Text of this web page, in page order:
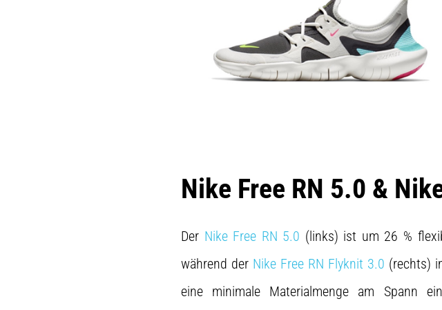
Nike Free RN 5.0 &
Der Nike Free RN 5.0 (links) ist um 26 %
während der Nike Free RN Flyknit 3.0 (rechts)
eine minimale Materialmenge am